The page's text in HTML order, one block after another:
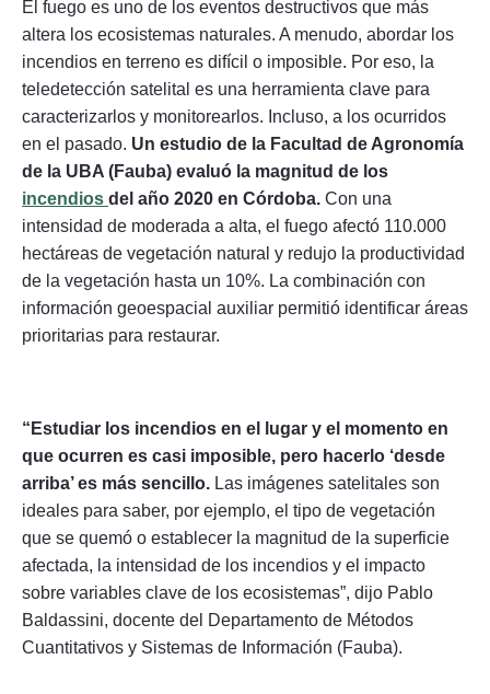
El fuego es uno de los eventos destructivos que más
altera los ecosistemas naturales. A menudo, abordar los
incendios en terreno es difícil o imposible. Por eso, la
teledetección satelital es una herramienta clave para
caracterizarlos y monitorearlos. Incluso, a los ocurridos
en el pasado. Un estudio de la Facultad de Agronomía
de la UBA (Fauba) evaluó la magnitud de los
incendios del año 2020 en Córdoba. Con una
intensidad de moderada a alta, el fuego afectó 110.000
hectáreas de vegetación natural y redujo la productividad
de la vegetación hasta un 10%. La combinación con
información geoespacial auxiliar permitió identificar áreas
prioritarias para restaurar.
“Estudiar los incendios en el lugar y el momento en
que ocurren es casi imposible, pero hacerlo ‘desde
arriba’ es más sencillo. Las imágenes satelitales son
ideales para saber, por ejemplo, el tipo de vegetación
que se quemó o establecer la magnitud de la superficie
afectada, la intensidad de los incendios y el impacto
sobre variables clave de los ecosistemas”, dijo Pablo
Baldassini, docente del Departamento de Métodos
Cuantitativos y Sistemas de Información (Fauba).